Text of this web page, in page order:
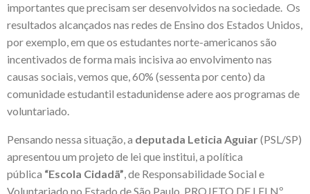
importantes que precisam ser desenvolvidos na sociedade. Os
resultados alcançados nas redes de Ensino dos Estados Unidos,
por exemplo, em que os estudantes norte-americanos são
incentivados de forma mais incisiva ao envolvimento nas
causas sociais, vemos que, 60% (sessenta por cento) da
comunidade estudantil estadunidense adere aos programas de
voluntariado.
Pensando nessa situação, a deputada Leticia Aguiar(PSL/SP)
apresentou um projeto de lei que institui, a política
pública “Escola Cidadã”, de Responsabilidade Social e
Voluntariado no Estado de São Paulo. PROJETO DE LEI Nº